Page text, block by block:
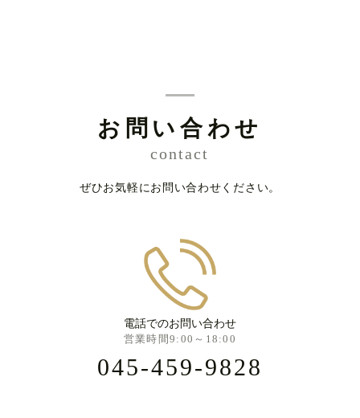
お問い合わせ
contact
ぜひお気軽にお問い合わせください。
電話でのお問い合わせ
営業時間9:00～18:00
045-459-9828